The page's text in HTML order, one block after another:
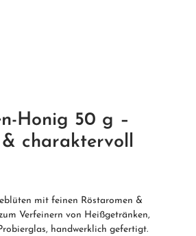
Honig 50 g –
charaktervoll
mit feinen Röstaromen &
Verfeinern von Heißgetränken,
handwerklich gefertigt.